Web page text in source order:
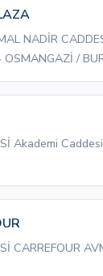
NADİR
/
Akademi
CARREFOUR